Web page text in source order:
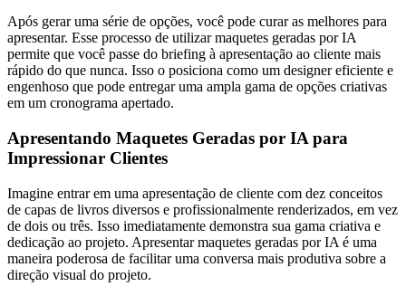
Após gerar uma série de opções, você pode curar as melhores para
apresentar. Esse processo de utilizar maquetes geradas por IA
permite que você passe do briefing à apresentação ao cliente mais
rápido do que nunca. Isso o posiciona como um designer eficiente e
engenhoso que pode entregar uma ampla gama de opções criativas
em um cronograma apertado.
Apresentando Maquetes Geradas por IA para
Impressionar Clientes
Imagine entrar em uma apresentação de cliente com dez conceitos
de capas de livros diversos e profissionalmente renderizados, em vez
de dois ou três. Isso imediatamente demonstra sua gama criativa e
dedicação ao projeto. Apresentar maquetes geradas por IA é uma
maneira poderosa de facilitar uma conversa mais produtiva sobre a
direção visual do projeto.